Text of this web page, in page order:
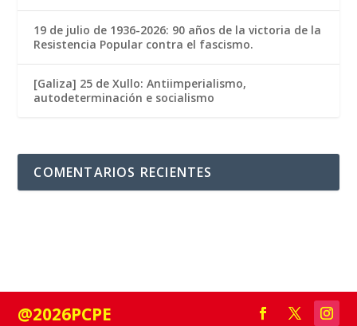
19 de julio de 1936-2026: 90 años de la victoria de la
Resistencia Popular contra el fascismo.
[Galiza] 25 de Xullo: Antiimperialismo,
autodeterminación e socialismo
COMENTARIOS RECIENTES
@2026PCPE